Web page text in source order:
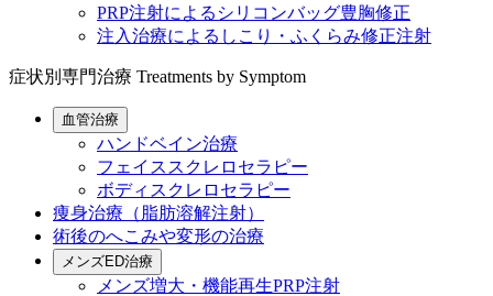
PRP注射によるシリコンバッグ豊胸修正
注入治療によるしこり・ふくらみ修正注射
症状別専門治療 Treatments by Symptom
血管治療
ハンドベイン治療
フェイススクレロセラピー
ボディスクレロセラピー
痩身治療（脂肪溶解注射）
術後のへこみや変形の治療
メンズED治療
メンズ増大・機能再生PRP注射